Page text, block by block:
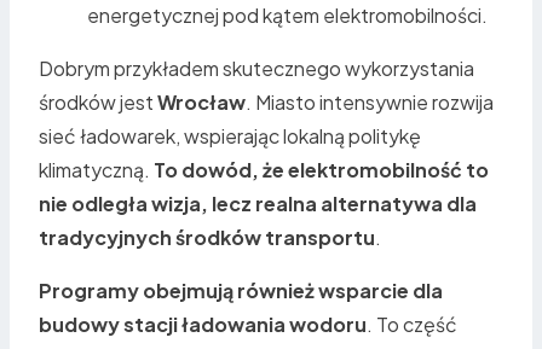
energetycznej pod kątem elektromobilności.
Dobrym przykładem skutecznego wykorzystania
środków jestWrocław. Miasto intensywnie rozwija
sieć ładowarek, wspierając lokalną politykę
klimatyczną. To dowód, że elektromobilność to
nie odległa wizja, lecz realna alternatywa dla
tradycyjnych środków transportu.
Programy obejmują również wsparcie dla
budowy stacji ładowania wodoru. To część